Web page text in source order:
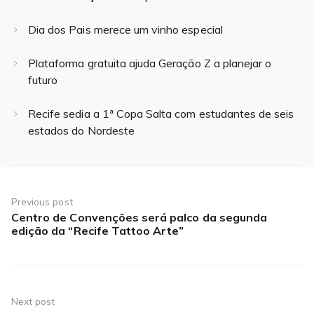
Dia dos Pais merece um vinho especial
Plataforma gratuita ajuda Geração Z a planejar o
futuro
Recife sedia a 1ª Copa Salta com estudantes de seis
estados do Nordeste
de
Post
Previous post
Previous
post:
Centro de Convenções será palco da segunda
edição da “Recife Tattoo Arte”
Next post